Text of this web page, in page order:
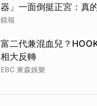
器」一面倒挺正宮：真
鏡報
富二代兼混血兒？
相大反轉
EBC 東森娛樂